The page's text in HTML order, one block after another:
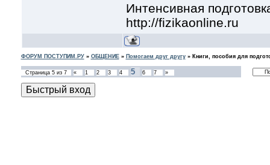
Интенсивная
http://fizikaonline.ru
ФОРУМ ПОСТУПИМ.РУ» ОБЩЕНИЕ» Помогаем друг другу» Книги, пособия для
Страница 5из 7 « 1 2 3 4 5 6 7 »